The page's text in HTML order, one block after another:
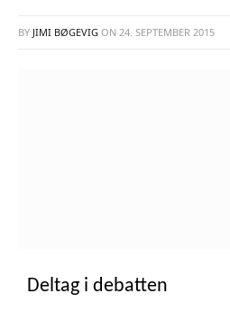
BY JIMI BØGEVIG ON 24. SEPTEMBER 2015
Deltag i debatten